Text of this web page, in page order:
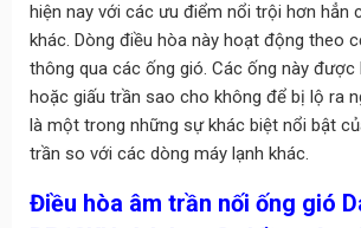
hiện nay với các ưu điểm nổi trội hơn hẳn
khác. Dòng điều hòa này hoạt động theo
thông qua các ống gió. Các ống này được
hoặc giấu trần sao cho không để bị lộ ra
là một trong những sự khác biệt nổi bật
trần so với các dòng máy lạnh khác.
Điều hòa âm trần nối ống gió